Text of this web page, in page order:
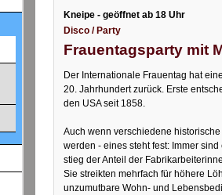
Kneipe - geöffnet ab 18 Uhr
Disco / Party
Frauentagsparty mit
Der Internationale Frauentag hat
20. Jahrhundert zurück. Erste
den USA seit 1858.
Auch wenn verschiedene
werden - eines steht fest: Immer
stieg der Anteil der
Sie streikten mehrfach für höhere
unzumutbare Wohn- und